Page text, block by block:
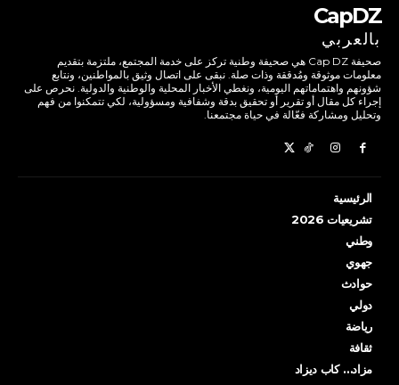
CapDZ
بالعربي
صحيفة Cap DZ هي صحيفة وطنية تركز على خدمة المجتمع، ملتزمة بتقديم
معلومات موثوقة ومُدققة وذات صلة. نبقى على اتصال وثيق بالمواطنين، ونتابع
شؤونهم واهتماماتهم اليومية، ونغطي الأخبار المحلية والوطنية والدولية. نحرص على
إجراء كل مقال أو تقرير أو تحقيق بدقة وشفافية ومسؤولية، لكي تتمكنوا من فهم
وتحليل ومشاركة فعّالة في حياة مجتمعنا.
الرئيسية
تشريعيات 2026
وطني
جهوي
حوادث
دولي
رياضة
ثقافة
مزاد… كاب ديزاد